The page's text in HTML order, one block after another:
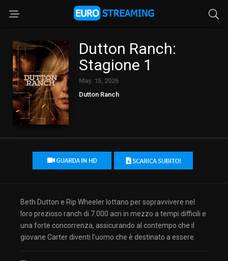
Dutton Ranch:
Stagione 1
May. 15, 2026
Dutton Ranch
Beth Dutton e Rip Wheeler lottano per sopravvivere nel
loro prezioso ranch di 7.000 acri in mezzo a tempi difficili e
una forte concorrenza, assicurando al contempo che il
giovane Carter diventi l’uomo che è destinato a essere.